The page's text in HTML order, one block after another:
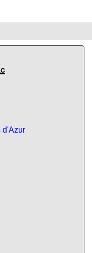
d'Azur